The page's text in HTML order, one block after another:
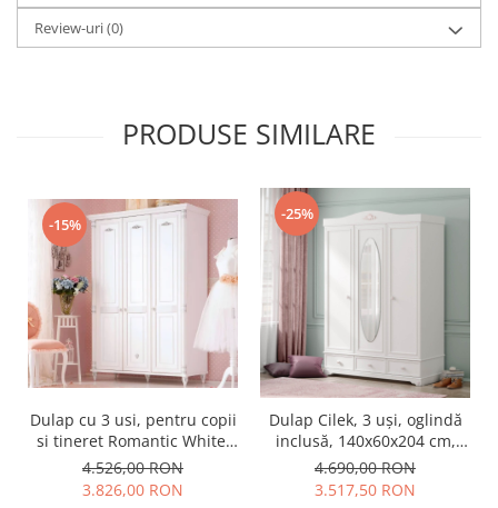
Review-uri(0)
PRODUSE SIMILARE
-15%
Dulap cu 3 usi, pentru copii
si tineret Romantic White,
140x58x203 cm
4.526,00 RON
3.826,00 RON
-25%
Dulap Cilek, 3 uși, oglindă
inclusă, 140x60x204 cm,
PAL alb, colecția Rustic
White
4.690,00 RON
3.517,50 RON